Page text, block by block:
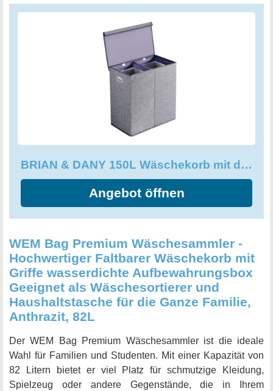
von ca. 150 Litern ist der BRIAN & DANY Wäschekorb
Wäsche. Darüber hinaus ist der Wäschekorb einfach
zusammenzubauen und somit schnell einsatzbereit. Mit
Maßen von 65 x 64 x 36 cm und in ansprechendem Grau
passt dieser Wäschekorb perfekt zu jedem Haushalt und
ist eine praktische und stilvolle Ergänzung für Ihr Zuhause!
BRIAN & DANY 150L Wäschekorb mit deckel, Zwei Fächer Wäschebox
Angebot öffnen
WEM Bag Premium Wäschesammler -
Hochwertiger Faltbarer Wäschekorb mit
Griffe wasserdichte Aufbewahrungsbox
Geeignet als Wäschesortierer und
Haushaltstasche für die Ganze Familie,
Anthrazit, 82L
Der WEM Bag Premium Wäschesammler ist die ideale
Wahl für Familien und Studenten. Mit einer Kapazität von
82 Litern bietet er viel Platz für schmutzige Kleidung,
Spielzeug oder andere Gegenstände, die in Ihrem